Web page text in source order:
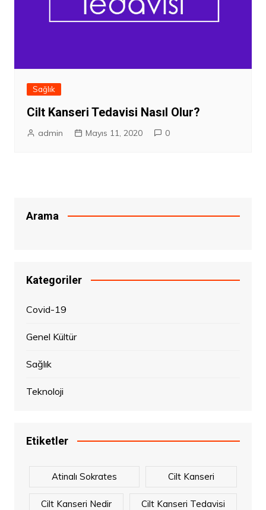
Sağlık
Cilt Kanseri Tedavisi Nasıl Olur?
admin Mayıs 11, 2020 0
Arama
Kategoriler
Covid-19
Genel Kültür
Sağlık
Teknoloji
Etiketler
Atinalı Sokrates Cilt Kanseri
Cilt Kanseri Nedir Cilt Kanseri Tedavisi